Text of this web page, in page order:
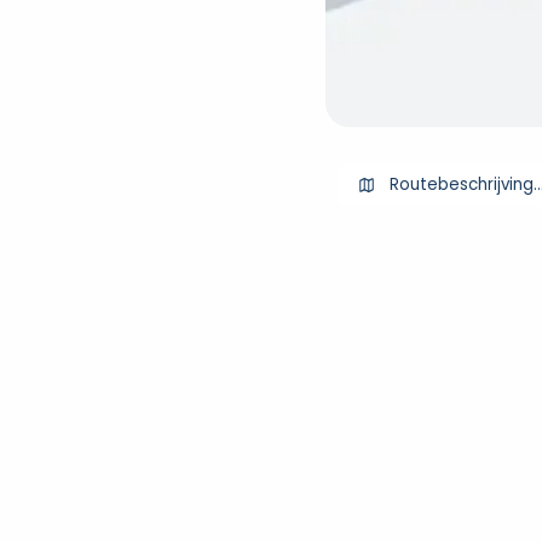
Routebeschrijving